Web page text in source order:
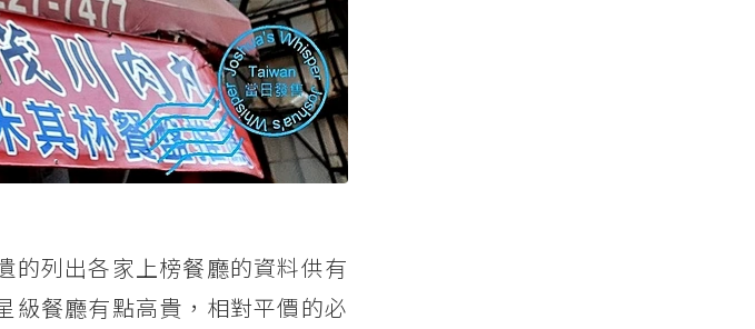
的列出各家上榜餐廳的資料供有
級餐廳有點高貴，相對平價的必